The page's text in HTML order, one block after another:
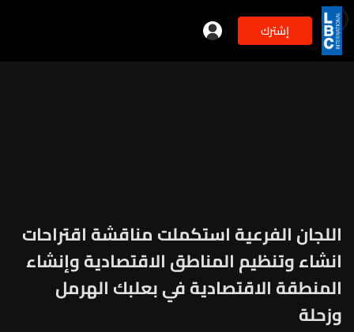
إشترك 2min
اللجان الفرعية استكملت مناقشة اقتراحات
انشاء وتنظيم المناطق الاقتصادية وإنشاء
المنطقة الاقتصادية في بعلبك الهرمل
وزحلة